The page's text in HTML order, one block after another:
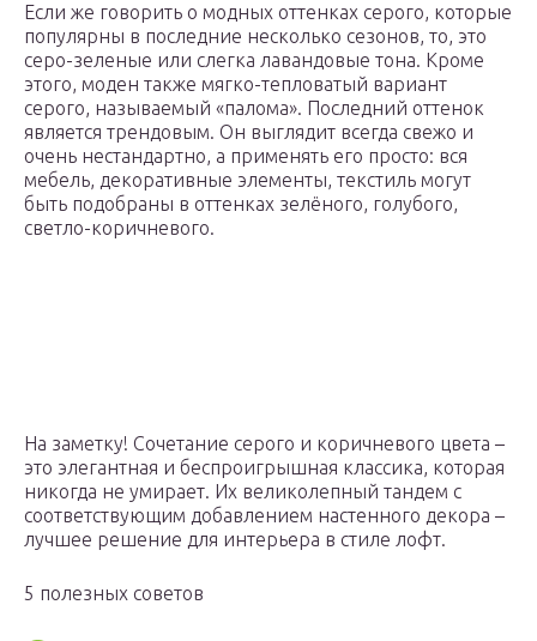
Если же говорить о модных оттенках серого, которые
популярны в последние несколько сезонов, то, это
серо-зеленые или слегка лавандовые тона. Кроме
этого, моден также мягко-тепловатый вариант
серого, называемый «палома». Последний оттенок
является трендовым. Он выглядит всегда свежо и
очень нестандартно, а применять его просто: вся
мебель, декоративные элементы, текстиль могут
быть подобраны в оттенках зелёного, голубого,
светло-коричневого.
На заметку! Сочетание серого и коричневого цвета –
это элегантная и беспроигрышная классика, которая
никогда не умирает. Их великолепный тандем с
соответствующим добавлением настенного декора –
лучшее решение для интерьера в стиле лофт.
5 полезных советов